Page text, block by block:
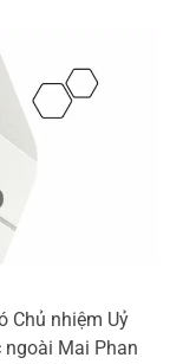
Chủ nhiệm Uỷ
Mai Phan